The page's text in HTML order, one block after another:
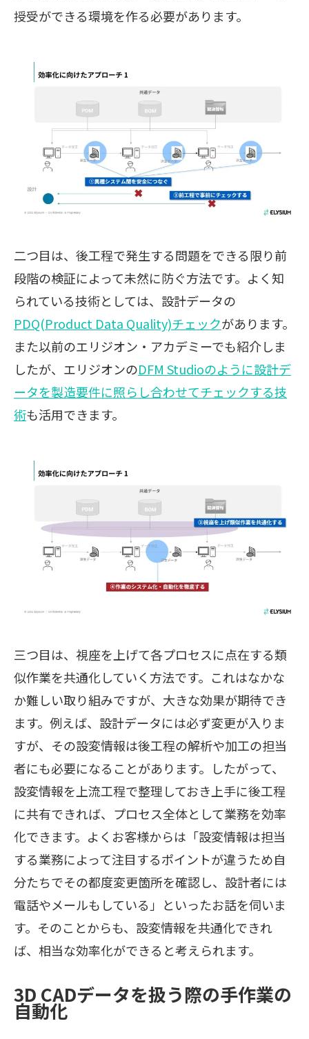
授受ができる環境を作る必要があります。
二つ目は、後工程で発生する問題をできる限り前
段階の検証によって未然に防ぐ方法です。よく知
られている技術としては、設計データの
PDQ(Product Data Quality)チェックがあります。
また以前のエリジオン・アカデミーでも紹介しま
したが、エリジオンのDFM Studioのように設計デ
ータを製造要件に照らし合わせてチェックする技
術も活用できます。
三つ目は、視座を上げて各プロセスに点在する類
似作業を共通化していく方法です。これはなかな
か難しい取り組みですが、大きな効果が期待でき
ます。例えば、設計データには必ず変更が入りま
すが、その設変情報は後工程の解析や加工の担当
者にも必要になることがあります。したがって、
設変情報を上流工程で整理しておき上手に後工程
に共有できれば、プロセス全体として業務を効率
化できます。よくお客様からは「設変情報は担当
する業務によって注目するポイントが違うため自
分たちでその都度変更箇所を確認し、設計者には
電話やメールもしている」といったお話を伺いま
す。そのことからも、設変情報を共通化できれ
ば、相当な効率化ができると考えられます。
3D CADデータを扱う際の手作業の
自動化